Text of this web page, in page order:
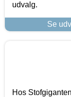
udvalg.
Se
Hos